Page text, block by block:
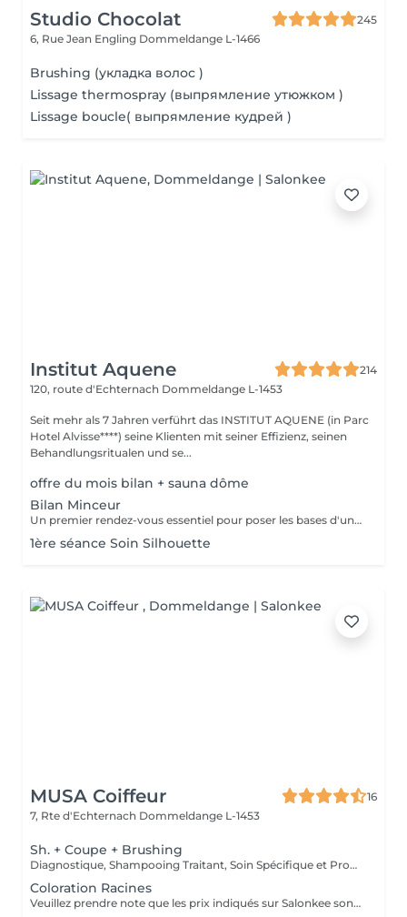
Studio Chocolat
245
6, Rue Jean Engling Dommeldange L-1466
Brushing (укладка волос )
Lissage thermospray (выпрямление утюжком )
Lissage boucle( выпрямление кудрей )
Institut Aquene
214
120, route d'Echternach Dommeldange L-1453
Seit mehr als 7 Jahren verführt das INSTITUT AQUENE (in Parc
Hotel Alvisse****) seine Klienten mit seiner Effizienz, seinen
Behandlungsritualen und se...
offre du mois bilan + sauna dôme
Bilan Minceur
Un premier rendez-vous essentiel pour poser les bases d'un accompagnement efficace et personnalisé. Lors de ce bilan, nous analysons votre morphologie, vos habitudes, votre hygiène de vie et vos objectifs. Cela nous permet de comprendre les causes profondes de vos difficultés et de définir ensemble un programme adapté : soins, fréquence, conseils, cosmétique, hygiène de vie. Objectif : construire un plan minceur global, réaliste et efficace, en lien avec votre corps et vos besoins.
1ère séance Soin Silhouette
MUSA Coiffeur
16
7, Rte d'Echternach Dommeldange L-1453
Sh. + Coupe + Brushing
Diagnostique, Shampooing Traitant, Soin Spécifique et Produits Coiffants inclus
Coloration Racines
Veuillez prendre note que les prix indiqués sur Salonkee sont communiqués à titre informatif et s'entendent de base. Ces derniers sont susceptibles de varier selon le diagnostic réalisé à votre arrivée au salon et l'expertise du professionnel à qui vous confiez votre beauté. Dans tous les cas, un devis précis vous sera proposé et toutes réalisations de prestations seront effectuées avec votre accord. Un grand merci d'avance pour votre compréhension. Au plaisir de vous recevoir très vite.